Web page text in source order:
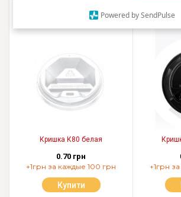
Powered by SendPulse
Кришка К80 белая
0.70 грн
+1грн за каждые 100 грн
Купити
+1грн